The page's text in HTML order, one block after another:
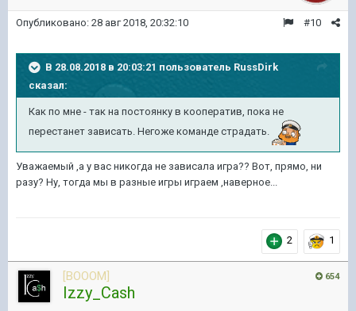
#10
Опубликовано: 28 авг 2018, 20:32:10
В 28.08.2018 в 20:03:21 пользователь RussDirk
сказал:
Как по мне - так на постоянку в кооператив, пока не
перестанет зависать. Негоже команде страдать.
Уважаемый ,а у вас никогда не зависала игра?? Вот, прямо, ни
разу? Ну, тогда мы в разные игры играем ,наверное...
2 1
654
[BOOOM]
Izzy_Cash